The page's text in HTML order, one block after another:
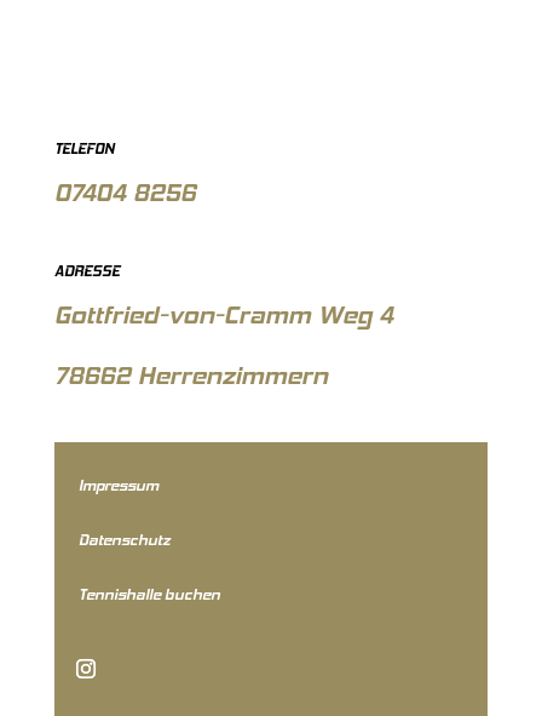
TELEFON
07404 8256
ADRESSE
Gottfried-von-Cramm Weg 4
78662 Herrenzimmern
Impressum
Datenschutz
Tennishalle buchen